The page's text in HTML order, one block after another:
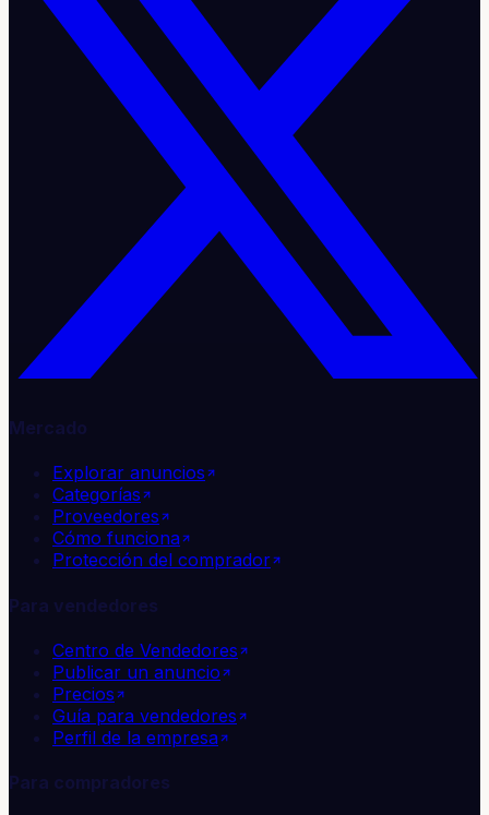
Mercado
Explorar anuncios
Categorías
Proveedores
Cómo funciona
Protección del comprador
Para vendedores
Centro de Vendedores
Publicar un anuncio
Precios
Guía para vendedores
Perfil de la empresa
Para compradores